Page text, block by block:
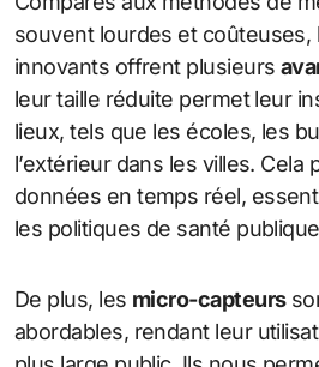
souvent lourdes et coûteuses,
innovants offrent plusieurs
leur taille réduite permet leur
lieux, tels que les écoles, les
l’extérieur dans les villes. Cela
données en temps réel,
les politiques de santé
De plus, les micro-capteurs
abordables, rendant leur